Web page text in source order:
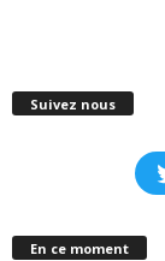
Suivez nous
En ce moment